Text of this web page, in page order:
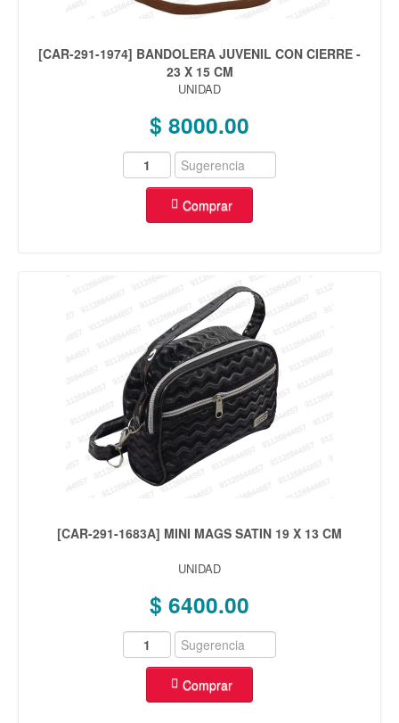
[CAR-291-1974] BANDOLERA JUVENIL CON CIERRE -
23 X 15 CM
UNIDAD
$ 8000.00
Comprar
[CAR-291-1683A] MINI MAGS SATIN 19 X 13 CM
UNIDAD
$ 6400.00
Comprar